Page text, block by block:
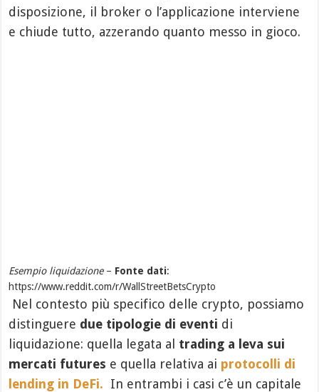
disposizione, il broker o l’applicazione interviene
e chiude tutto, azzerando quanto messo in gioco.
Esempio liquidazione– Fonte dati:
https://www.reddit.com/r/WallStreetBetsCrypto
Nel contesto più specifico delle crypto, possiamo
distinguere due tipologie di eventi di
liquidazione: quella legata al trading a leva sui
mercati futures e quella relativa ai protocolli di
lending in DeFi. In entrambi i casi c’è un capitale